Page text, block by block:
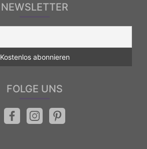
NEWSLETTER
FOLGE UNS